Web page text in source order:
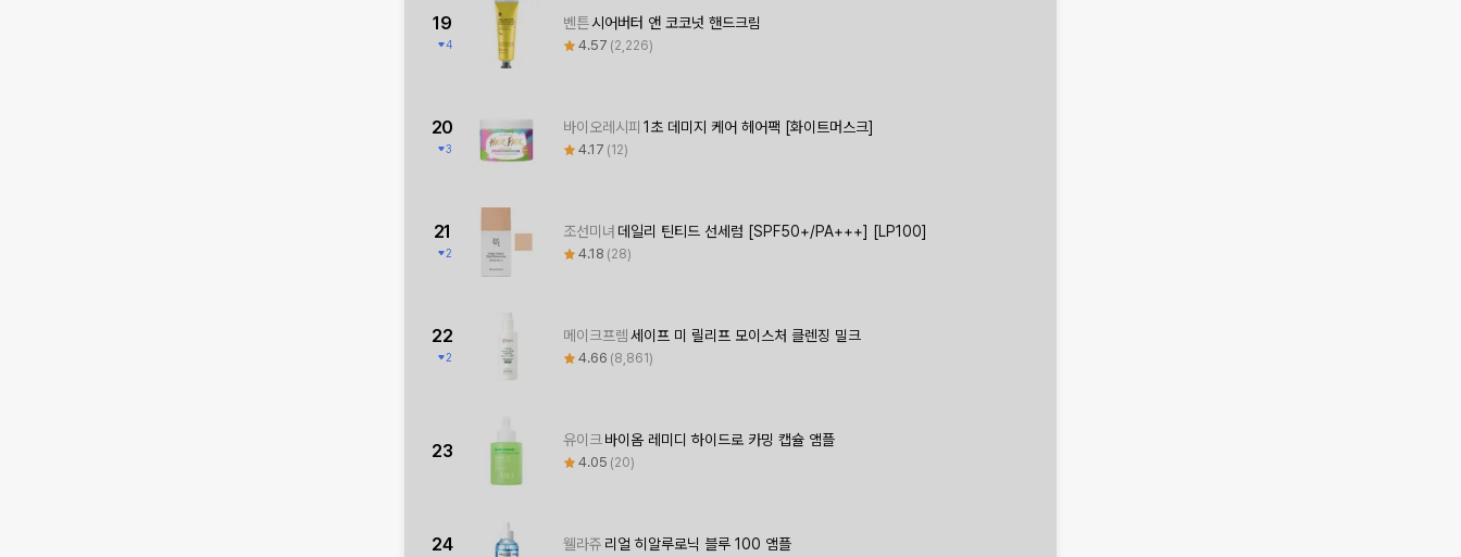
19
4
벤튼시어버터 앤 코코넛 핸드크림
4.57 2,226
20
3
바이오레시피 1초 데미지 케어 헤어팩 [화이트머스크]
4.17 12
21
2
조선미녀 데일리 틴티드 선세럼 [SPF50+/PA+++] [LP100]
4.18 28
22
2
메이크프렘세이프 미 릴리프 모이스처 클렌징 밀크
4.66 8,861
23
유이크바이옴 레미디 하이드로 카밍 캡슐 앰플
4.05 20
24 웰라쥬 리얼 히알루로닉 블루 100 앰플